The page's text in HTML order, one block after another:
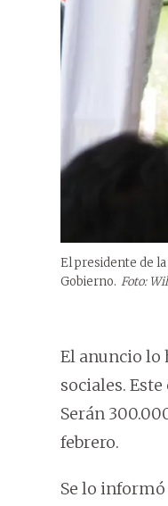
El presidente de
Gobierno. Foto:
El anuncio lo
sociales.
Serán
febrero.
Se lo